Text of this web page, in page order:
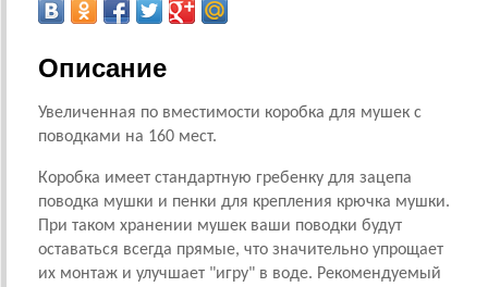
Описание
Увеличенная по вместимости коробка для мушек с
поводками на 160 мест.
Коробка имеет стандартную гребенку для зацепа
поводка мушки и пенки для крепления крючка мушки.
При таком хранении мушек ваши поводки будут
оставаться всегда прямые, что значительно упрощает
их монтаж и улучшает "игру" в воде. Рекомендуемый